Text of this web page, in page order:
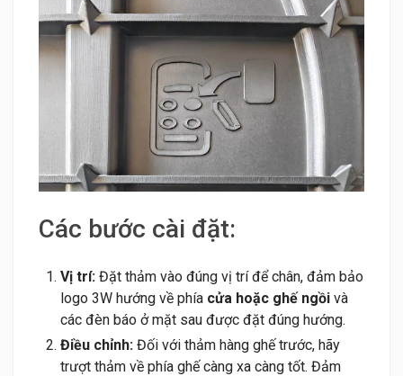
Các bước cài đặt:
Vị trí: Đặt thảm vào đúng vị trí để chân, đảm bảo
logo 3W hướng về phía cửa hoặc ghế ngồi và
các đèn báo ở mặt sau được đặt đúng hướng.
Điều chỉnh: Đối với thảm hàng ghế trước, hãy
trượt thảm về phía ghế càng xa càng tốt. Đảm